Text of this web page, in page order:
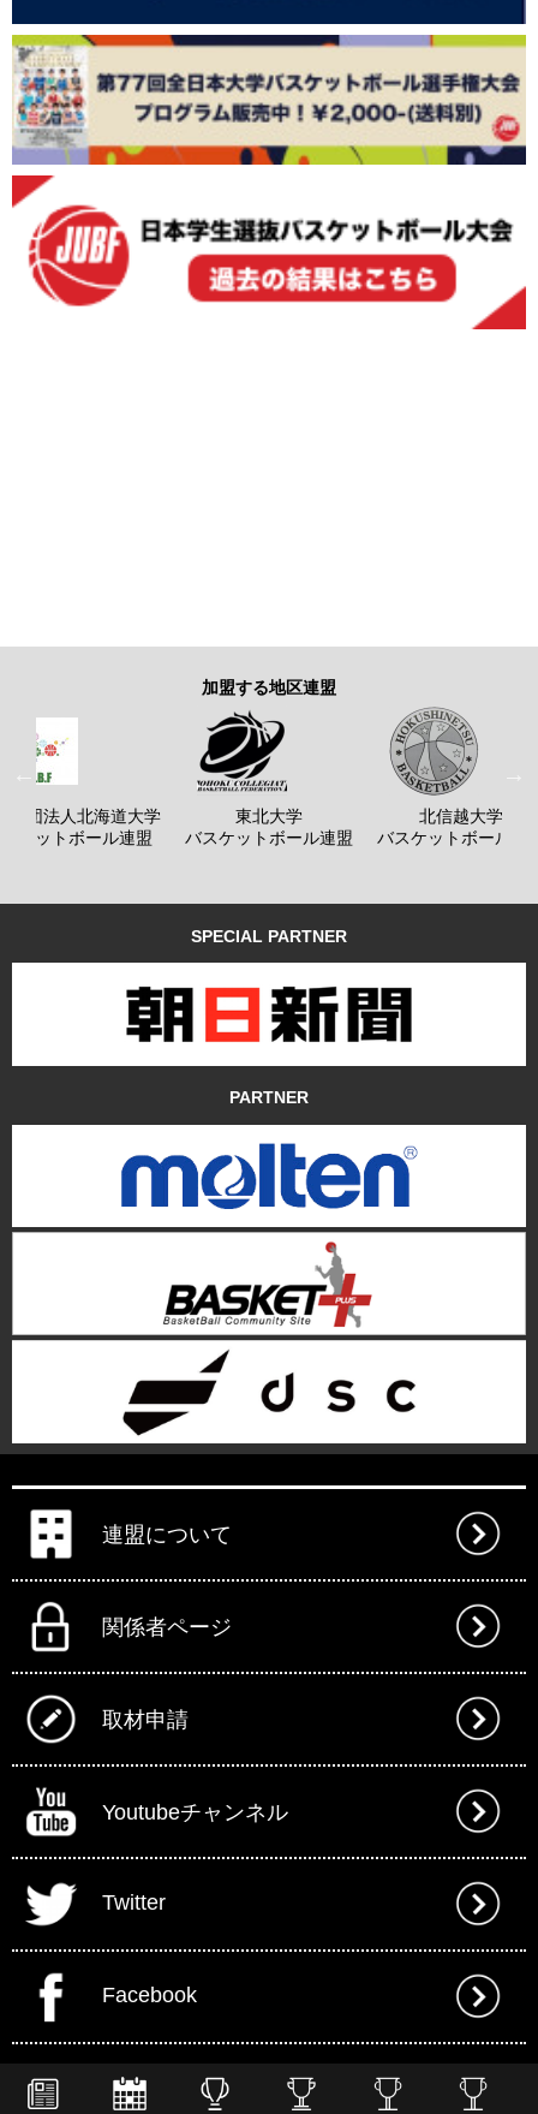
加盟する地区連盟
社団法人北海道大学
ケットボール連盟
東北大学
バスケットボール連盟
北信越大学
バスケットボール連
SPECIAL PARTNER
PARTNER
連盟について
関係者ページ
取材申請
Youtubeチャンネル
Twitter
Facebook